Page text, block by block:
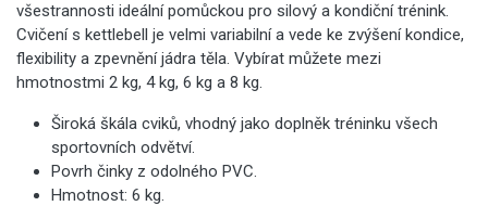
všestrannosti ideální pomůckou pro silový a kondiční trénink.
Cvičení s kettlebell je velmi variabilní a vede ke zvýšení kondice,
flexibility a zpevnění jádra těla. Vybírat můžete mezi
hmotnostmi 2 kg, 4 kg, 6 kg a 8 kg.
Široká škála cviků, vhodný jako doplněk tréninku všech
sportovních odvětví.
Povrh činky z odolného PVC.
Hmotnost: 6 kg.